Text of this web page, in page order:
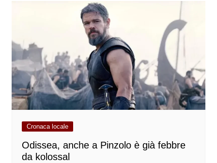
Cronaca locale
Odissea, anche a Pinzolo è già febbre
da kolossal